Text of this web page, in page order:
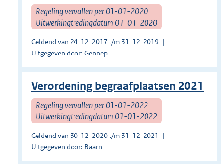
Regeling vervallen per 01-01-2020
Uitwerkingtredingdatum 01-01-2020
Geldend van 24-12-2017 t/m 31-12-2019
Uitgegeven door: Gennep
Verordening begraafplaatsen 2021
Regeling vervallen per 01-01-2022
Uitwerkingtredingdatum 01-01-2022
Geldend van 30-12-2020 t/m 31-12-2021
Uitgegeven door: Baarn